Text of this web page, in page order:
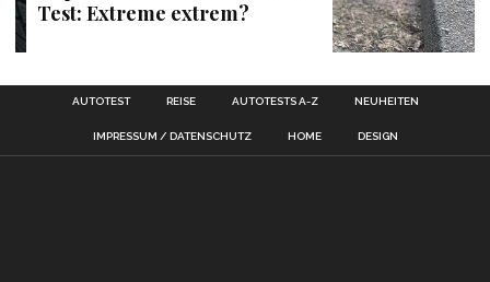
Test: Extreme extrem?
AUTOTEST REISE AUTOTESTS A-Z NEUHEITEN
IMPRESSUM / DATENSCHUTZ HOME DESIGN